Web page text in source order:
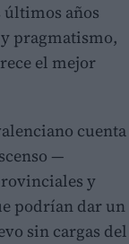
últimos años
pragmatismo,
el mejor
cuenta
—
y
podrían dar un
sin cargas del